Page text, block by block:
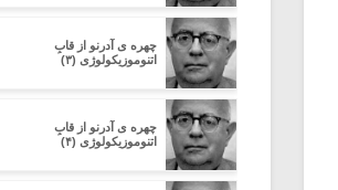
چهره ی آدرنو از قابِ
اتنوموزیکولوژی (۳)
چهره ی آدرنو از قابِ
اتنوموزیکولوژی (۴)